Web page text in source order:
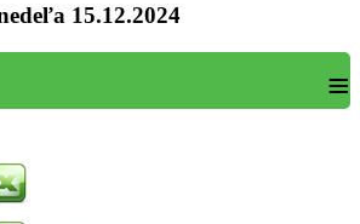
15.12.2024
≡